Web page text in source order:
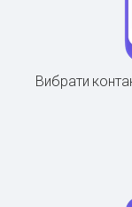
Вибрати